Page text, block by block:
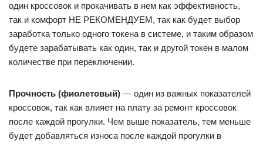
один кроссовок и прокачивать в нем как эффективность,
так и комфорт НЕ РЕКОМЕНДУЕМ, так как будет выбор
заработка только одного токена в системе, и таким образом
будете зарабатывать как один, так и другой токен в малом
количестве при переключении.
Прочность (фиолетовый) — один из важных показателей
кроссовок, так как влияет на плату за ремонт кроссовок
после каждой прогулки. Чем выше показатель, тем меньше
будет добавляться износа после каждой прогулки в